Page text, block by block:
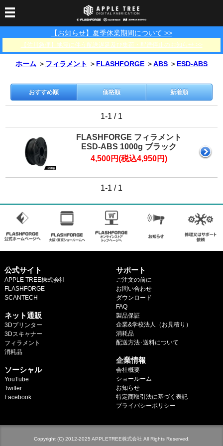
【お知らせ】夏季休業期間について >>
【佐川急便】地震に伴う配送遅延及び集荷・配達停止のお知らせ >>
3Dプリンター
3Dプリンター一覧 FLASHFORGE Bambu Lab
3Dスキャナー
3DMakerpro
フィラメント一覧 FLASHFORGE Bambu Lab
FusRock その他
光造形用レジン
DLP用レジン LCD用レジン エキマテ レジン
消耗品
部品
工具類
その他
フィラメント乾燥・防
湿ボックス
フィラメント保管用乾
燥剤
カプトンテープ
サポート
お問い合わせ ダウンロード FAQ
ショールーム
法人窓口
マイページ
カートを見る
ログイン
ホーム ＞ フィラメント ＞ FLASHFORGE ＞ABS ＞ ESD-ABS
おすすめ順 価格順 新着順
1-1 / 1
FLASHFORGE フィラメント
ESD-ABS 1000g ブラック
4,500円(税込4,950円)
1-1 / 1
公式サイト
APPLE TREE株式会社
FLASHFORGE
SCANTECH
ネット通販
3Dプリンター
3Dスキャナー
フィラメント
消耗品
ソーシャル
YouTube
Twitter
Facebook
サポート
ご注文の前に
お問い合わせ
ダウンロード
FAQ
製品保証
企業&学校法人（お見積り）
消耗品
配送方法･送料について
企業情報
会社概要
ショールーム
お知らせ
特定商取引法に基づく表記
プライバシーポリシー
Copyright (C) 2012-2025 APPLETREE株式会社 All Rights Reserved.